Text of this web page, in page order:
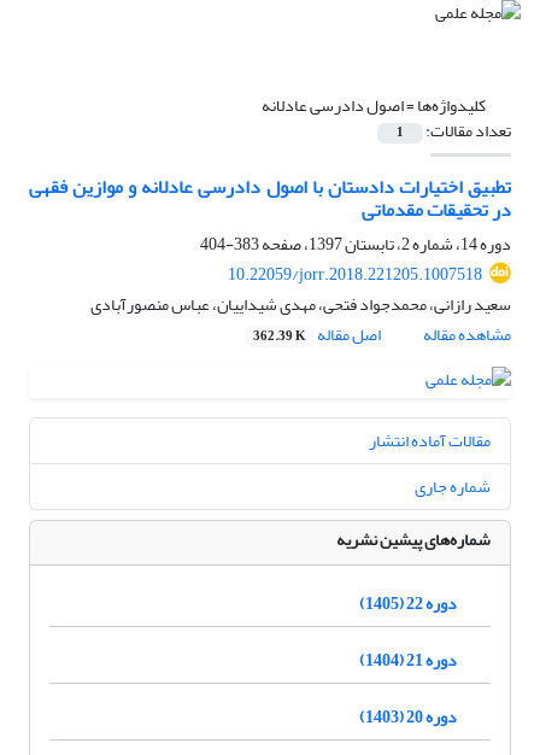
کلیدواژه‌ها =اصول دادرسی عادلانه
تعداد مقالات: 1
تطبیق اختیارات دادستان با اصول دادرسی عادلانه و موازین فقهی
در تحقیقات مقدماتی
دوره 14، شماره 2، تابستان 1397، صفحه
383-404
10.22059/jorr.2018.221205.1007518
سعید رازانی، محمدجواد فتحی، مهدی شیداییان، عباس منصورآبادی
مشاهده مقاله
اصل مقاله 362.39 K
مقالات آماده انتشار
شماره جاری
شماره‌های پیشین نشریه
دوره 22 (1405)
دوره 21 (1404)
دوره 20 (1403)